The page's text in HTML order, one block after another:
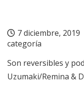
7 diciembre, 2019
categoría
Son reversibles y
Uzumaki/Remina &